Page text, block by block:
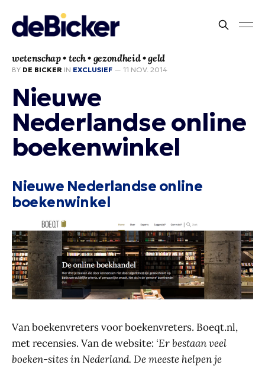
wetenschap • tech • gezondheid • geld
BY DE BICKER IN EXCLUSIEF — 11 NOV. 2014
Nieuwe
Nederlandse online
boekenwinkel
Nieuwe Nederlandse online
boekenwinkel
Van boekenvreters voor boekenvreters. Boeqt.nl,
met recensies. Van de website: ‘Er bestaan veel
boeken-sites in Nederland. De meeste helpen je